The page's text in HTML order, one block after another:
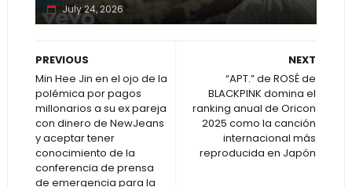
July 24, 2026
NEXT
“APT.” de ROSÉ de
BLACKPINK domina el
ranking anual de Oricon
2025 como la canción
internacional más
reproducida en Japón
PREVIOUS
Min Hee Jin en el ojo de la
polémica por pagos
millonarios a su ex pareja
con dinero de NewJeans
y aceptar tener
conocimiento de la
conferencia de prensa
de emergencia para la